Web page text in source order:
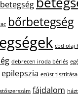
betegség
bőrbetegség
cbd olaj
debrecen iroda bérlés
epilepszia ezüst tisztítása
fájdalom